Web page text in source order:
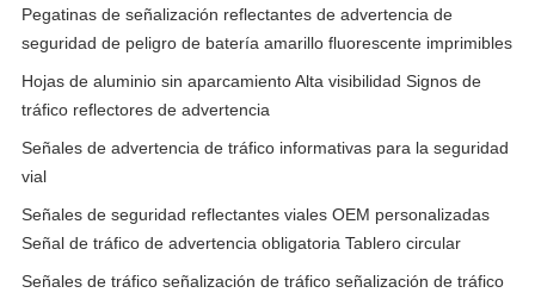
Pegatinas de señalización reflectantes de advertencia de
seguridad de peligro de batería amarillo fluorescente imprimibles
Hojas de aluminio sin aparcamiento Alta visibilidad Signos de
tráfico reflectores de advertencia
Señales de advertencia de tráfico informativas para la seguridad
vial
Señales de seguridad reflectantes viales OEM personalizadas
Señal de tráfico de advertencia obligatoria Tablero circular
Señales de tráfico señalización de tráfico señalización de tráfico